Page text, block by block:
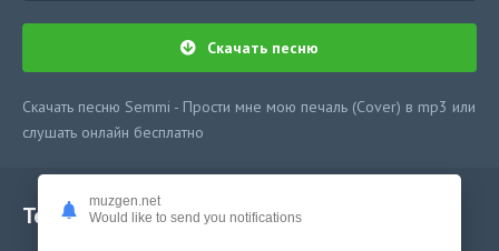
Скачать песню
Скачать песню Semmi - Прости мне мою печаль (Cover) в mp3 или
слушать онлайн бесплатно
Текст песни
muzgen.net
Would like to send you notifications